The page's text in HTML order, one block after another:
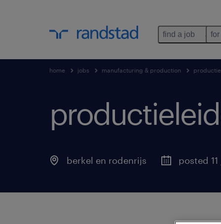
find a job
home jobs manufacturing & production
berkel en rodenrijs posted